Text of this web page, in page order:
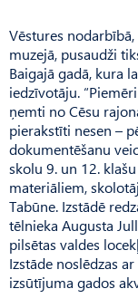
Vēstures
muzejā, pusaudži
Baigajā gadā, kura
iedzīvotāju.
ņemti no Cēsu
pierakstīti nesen –
dokumentēšanu
skolu 9. un 12.
materiāliem,
Tabūne. Izstādē
tēlnieka Augusta
pilsētas valdes
Izstāde noslēdzas
izsūtījuma gados